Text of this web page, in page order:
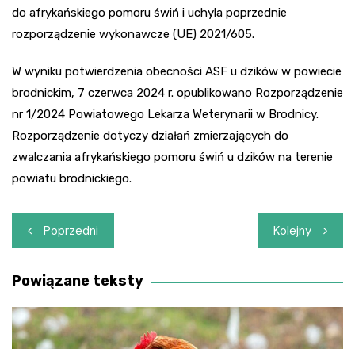
do afrykańskiego pomoru świń i uchyla poprzednie
rozporządzenie wykonawcze (UE) 2021/605.
W wyniku potwierdzenia obecności ASF u dzików w powiecie
brodnickim, 7 czerwca 2024 r. opublikowano Rozporządzenie
nr 1/2024 Powiatowego Lekarza Weterynarii w Brodnicy.
Rozporządzenie dotyczy działań zmierzających do
zwalczania afrykańskiego pomoru świń u dzików na terenie
powiatu brodnickiego.
Nawigacja
wpisu
Poprzedni Kolejny
Powiązane teksty